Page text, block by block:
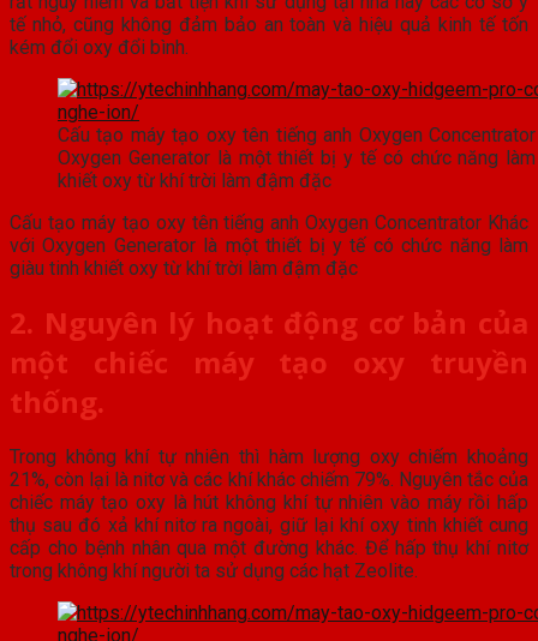
tế nhỏ, cũng không đảm bảo an toàn và hiệu quả kinh tế tốn
kém đổi oxy đổi bình.
Cấu tạo máy tạo oxy tên tiếng anh Oxygen
Oxygen Generator là một thiết bị y tế có chức năng
khiết oxy từ khí trời làm đậm đặc
Cấu tạo máy tạo oxy tên tiếng anh Oxygen Concentrator Khác
với Oxygen Generator là một thiết bị y tế có chức năng làm
giàu tinh khiết oxy từ khí trời làm đậm đặc
2. Nguyên lý hoạt động cơ bản của
một chiếc máy tạo oxy truyền
thống.
Trong không khí tự nhiên thì hàm lượng oxy chiếm khoảng
21%, còn lại là nitơ và các khí khác chiếm 79%. Nguyên tắc của
chiếc máy tạo oxy là hút không khí tự nhiên vào máy rồi hấp
thụ sau đó xả khí nitơ ra ngoài, giữ lại khí oxy tinh khiết cung
cấp cho bệnh nhân qua một đường khác. Để hấp thụ khí nitơ
trong không khí người ta sử dụng các hạt Zeolite.